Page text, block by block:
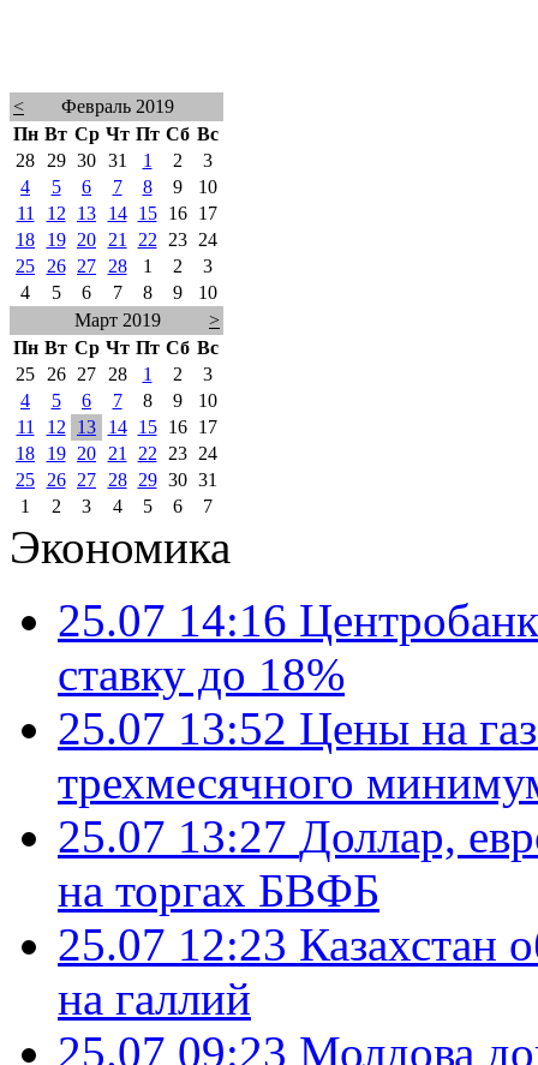
<
Февраль 2019
Пн Вт Ср Чт Пт Сб Вс
28
29 30 31 1 2
3
4
5 6 7 8 9
10
11
12 13 14 15 16
17
18
19 20 21 22 23
24
25
26 27 28 1 2
3
4
5 6 7 8 9
10
Март 2019
>
Пн Вт Ср Чт Пт Сб Вс
25
26 27 28 1 2
3
4
5 6 7 8 9
10
11
12 13 14 15 16
17
18
19 20 21 22 23
24
25
26 27 28 29 30 31
1
2 3 4 5 6 7
Экономика
25.07 14:16
ставку до 18%
25.07 13:52 Цены на
трехмесячного
25.07 13:27 Доллар,
на торгах БВФБ
25.07 12:23 Казахстан
на галлий
25.07 09:23 Молдова